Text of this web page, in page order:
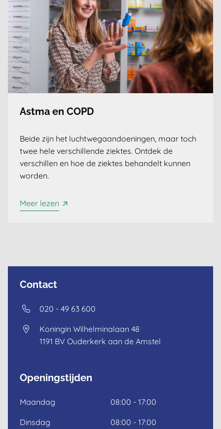
Astma en COPD
Beide zijn het luchtwegaandoeningen, maar toch
twee hele verschillende ziektes. Ontdek de
verschillen en hoe de ziektes behandelt kunnen
worden.
Meer lezen
Contact
020 - 49 63 600
Koningin Wilhelminalaan 48
1191 BV Ouderkerk aan de Amstel
Openingstijden
Maandag 08:00 - 17:00
Dinsdag 08:00 - 17:00